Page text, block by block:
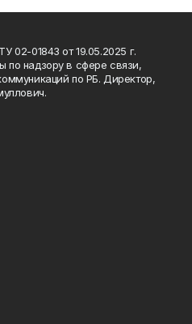
02-01843 от 19.05.2025 г.
надзору в сфере связи,
по РБ. Директор,